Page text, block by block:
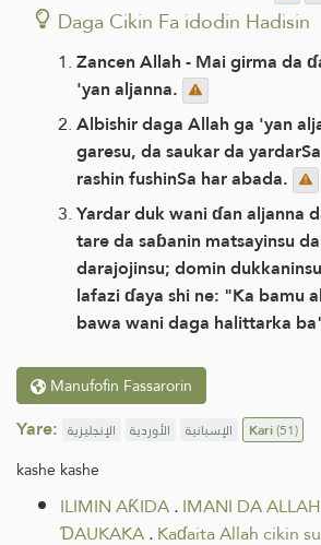
Daga Cikin Fa idodin Hadisin
Zancen Allah - Mai girma da
'yan aljanna.
Albishir daga Allah ga 'yan
garesu, da saukar da
rashin fushinSa har abada.
Yardar duk wani ɗan aljanna
tare da saɓanin matsayinsu
darajojinsu; domin
lafazi ɗaya shi ne: "Ka bamu
bawa wani daga halittarka
Manufofin Fassarorin
Yare: الإنجليزية الأوردية الإسبانية Kari(51)
kashe kashe
ILIMIN AƘIDA.IMANI DA
ƊAUKAKA.Kaɗaita Allah cikin